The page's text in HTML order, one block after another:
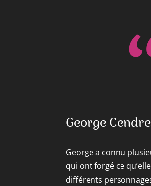
George
George a connu
qui ont forgé ce
différents